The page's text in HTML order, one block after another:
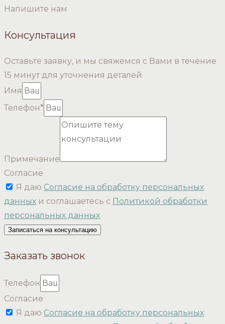
Напишите нам
Консультация
Оставьте заявку, и мы свяжемся с Вами в течение
15 минут для уточнения деталей
Имя
Телефон*
Примечание
Согласие
Я даю Согласие на обработку персональных
данных и соглашаетесь с Политикой обработки
персональных данных
Записаться на консультацию
Заказать звонок
Телефон
Согласие
Я даю Согласие на обработку персональных